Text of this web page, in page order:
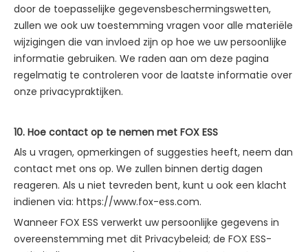
door de toepasselijke gegevensbeschermingswetten,
zullen we ook uw toestemming vragen voor alle materiële
wijzigingen die van invloed zijn op hoe we uw persoonlijke
informatie gebruiken. We raden aan om deze pagina
regelmatig te controleren voor de laatste informatie over
onze privacypraktijken.
10. Hoe contact op te nemen met FOX ESS
Als u vragen, opmerkingen of suggesties heeft, neem dan
contact met ons op. We zullen binnen dertig dagen
reageren. Als u niet tevreden bent, kunt u ook een klacht
indienen via: https://www.fox-ess.com.
Wanneer FOX ESS verwerkt uw persoonlijke gegevens in
overeenstemming met dit Privacybeleid; de FOX ESS-